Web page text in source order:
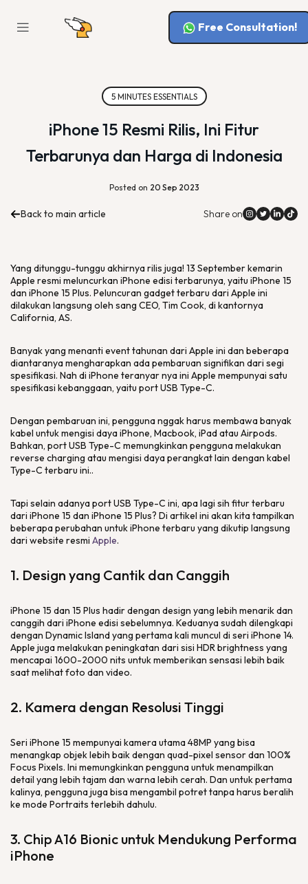
Free Consultation!
5 MINUTES ESSENTIALS
iPhone 15 Resmi Rilis, Ini Fitur
Terbarunya dan Harga di Indonesia
Posted on 20 Sep 2023
Back to main article Share on
Yang ditunggu-tunggu akhirnya rilis juga! 13 September kemarin
Apple resmi meluncurkan iPhone edisi terbarunya, yaitu iPhone 15
dan iPhone 15 Plus. Peluncuran gadgetterbaru dari Apple ini
dilakukan langsung oleh sang CEO, Tim Cook, di kantornya
California, AS.
Banyak yang menanti eventtahunan dari Apple ini dan beberapa
diantaranya mengharapkan ada pembaruan signifikan dari segi
spesifikasi. Nah di iPhone teranyar nya ini Apple mempunyai satu
spesifikasi kebanggaan, yaitu port USB Type-C.
Dengan pembaruan ini, pengguna nggak harus membawa banyak
kabel untuk mengisi daya iPhone, Macbook, iPad atau Airpods.
Bahkan, port USB Type-C memungkinkan pengguna melakukan
reverse charging atau mengisi daya perangkat lain dengan kabel
Type-C terbaru ini..
Tapi selain adanya port USB Type-C ini, apa lagi sih fitur terbaru
dari iPhone 15 dan iPhone 15 Plus? Di artikel ini akan kita tampilkan
beberapa perubahan untuk iPhone terbaru yang dikutip langsung
dari website resmi Apple.
1. Design yang Cantik dan Canggih
iPhone 15 dan 15 Plus hadir dengan design yang lebih menarik dan
canggih dari iPhone edisi sebelumnya. Keduanya sudah dilengkapi
dengan Dynamic Island yang pertama kali muncul di seri iPhone 14.
Apple juga melakukan peningkatan dari sisi HDRbrightness yang
mencapai 1600-2000 nits untuk memberikan sensasi lebih baik
saat melihat foto dan video.
2. Kamera dengan Resolusi Tinggi
Seri iPhone 15 mempunyai kamera utama 48MP yang bisa
menangkap objek lebih baik dengan quad-pixel sensor dan 100%
Focus Pixels. Ini memungkinkan pengguna untuk menampilkan
detail yang lebih tajam dan warna lebih cerah. Dan untuk pertama
kalinya, pengguna juga bisa mengambil potret tanpa harus beralih
ke mode Portraits terlebih dahulu.
3. ChipA16 Bionic untuk Mendukung Performa
iPhone